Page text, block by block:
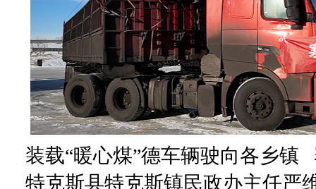
装载“暖心煤”德车辆驶向各乡镇
特克斯县特克斯镇民政办主任严